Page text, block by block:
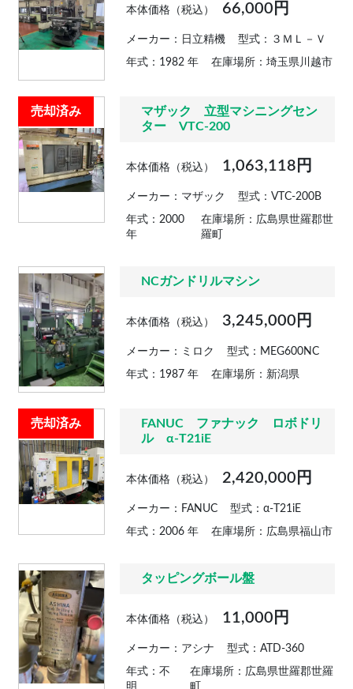
本体価格（税込） 66,000円
メーカー：日立精機 型式：３ＭＬ－Ｖ
年式：1982 年 在庫場所：埼玉県川越市
売却済み
マザック 立型マシニングセン
ター VTC-200
本体価格（税込） 1,063,118円
メーカー：マザック 型式：VTC-200B
年式：2000
年
在庫場所：広島県世羅郡世
羅町
NCガンドリルマシン
本体価格（税込） 3,245,000円
メーカー：ミロク 型式：MEG600NC
年式：1987 年 在庫場所：新潟県
売却済み
FANUC ファナック ロボドリ
ル α-T21iE
本体価格（税込） 2,420,000円
メーカー：FANUC 型式：α-T21iE
年式：2006 年 在庫場所：広島県福山市
タッピングボール盤
本体価格（税込） 11,000円
メーカー：アシナ 型式：ATD-360
年式：不
在庫場所：広島県世羅郡世羅